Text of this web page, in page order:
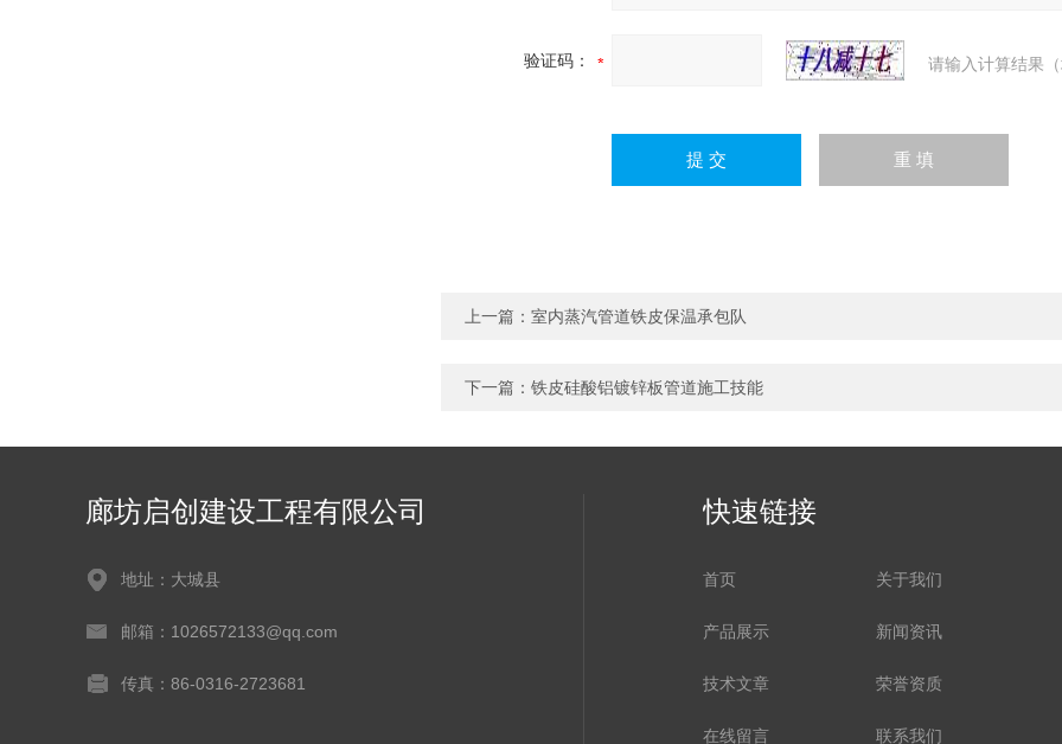
验证码： 请输入计算结果
上一篇： 室内蒸汽管道铁皮保温承包队
下一篇： 铁皮硅酸铝镀锌板管道施工技能
廊坊启创建设工程有限公司
地址：大城县
邮箱：1026572133@qq.com
传真：86-0316-2723681
快速链接
首页 关于我们
产品展示 新闻资讯
技术文章 荣誉资质
在线留言 联系我们